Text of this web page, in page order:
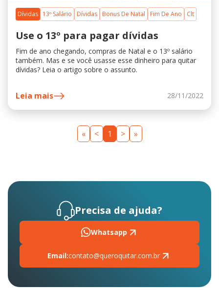
Dívidas 13º Salário Dívidas Bonus De Natal Fim De Ano Clt
Use o 13º para pagar dívidas
Fim de ano chegando, compras de Natal e o 13º salário
também. Mas e se você usasse esse dinheiro para quitar
dívidas? Leia o artigo sobre o assunto.
Leia mais 28/11/2022
« < 1 > »
Precisa de ajuda?
Whatsapp
Email:contato@queroquitar.com.br